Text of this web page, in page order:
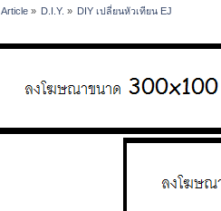
Article» D.I.Y. » DIY เปลี่ยนหัวเทียน EJ